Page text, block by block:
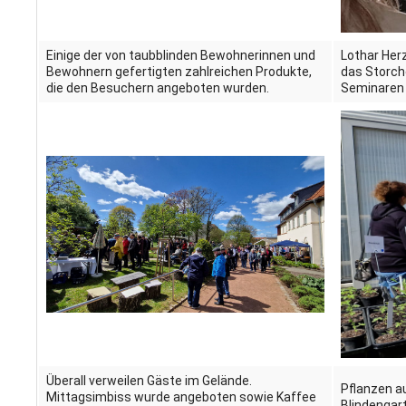
Einige der von taubblinden Bewohnerinnen und
Bewohnern gefertigten zahlreichen Produkte,
die den Besuchern angeboten wurden.
Lothar
das
Überall verweilen Gäste im Gelände.
Mittagsimbiss wurde angeboten sowie Kaffee
Pflanzen